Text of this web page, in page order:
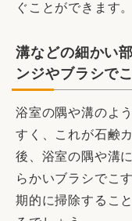
ぐことができます。
溝などの細かい
ンジやブラシで
浴室の隅や溝のよ
すく、これが石鹸
後、浴室の隅や溝
らかいブラシでこ
期的に掃除するこ